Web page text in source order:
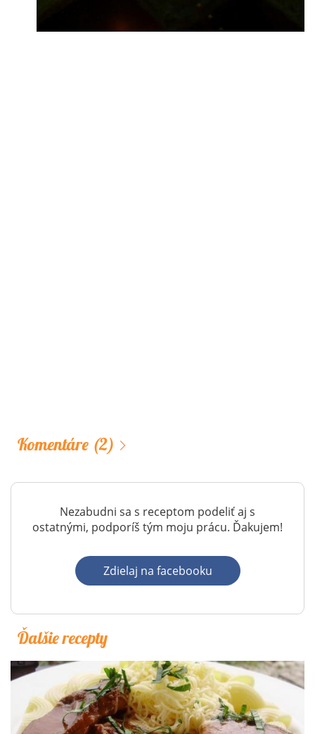
Komentáre (2)
Nezabudni sa s receptom podeliť aj s
ostatnými, podporíš tým moju prácu. Ďakujem!
Zdielaj na facebooku
Ďalšie recepty